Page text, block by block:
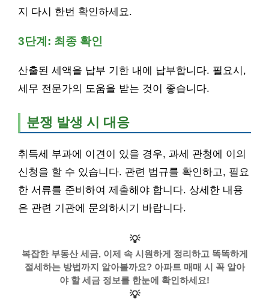
지 다시 한번 확인하세요.
3단계: 최종 확인
산출된 세액을 납부 기한 내에 납부합니다. 필요시,
세무 전문가의 도움을 받는 것이 좋습니다.
분쟁 발생 시 대응
취득세 부과에 이견이 있을 경우, 과세 관청에 이의
신청을 할 수 있습니다. 관련 법규를 확인하고, 필요
한 서류를 준비하여 제출해야 합니다. 상세한 내용
은 관련 기관에 문의하시기 바랍니다.
💡
복잡한 부동산 세금, 이제 속 시원하게 정리하고 똑똑하게
절세하는 방법까지 알아볼까요? 아파트 매매 시 꼭 알아
야 할 세금 정보를 한눈에 확인하세요!
💡